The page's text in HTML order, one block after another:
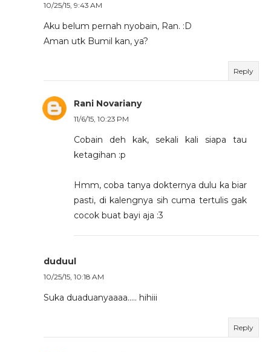
10/25/15, 9:43 AM
Aku belum pernah nyobain, Ran. :D
Aman utk Bumil kan, ya?
Reply
Rani Novariany
11/6/15, 10:23 PM
Cobain deh kak, sekali kali siapa tau
ketagihan :p
Hmm, coba tanya dokternya dulu ka biar
pasti, di kalengnya sih cuma tertulis gak
cocok buat bayi aja :3
duduul
10/25/15, 10:18 AM
Suka duaduanyaaaa..... hihiii
Reply